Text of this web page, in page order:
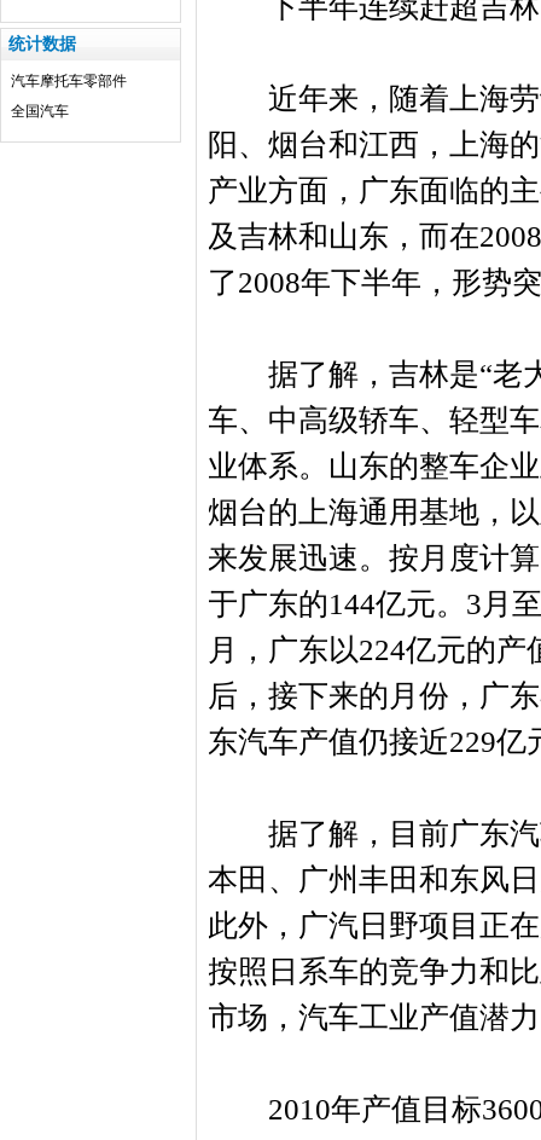
统计数据
汽车摩托车零部件
全国汽车
近年来，随着上海劳
阳、烟台和江西，上海
产业方面，广东面临的
及吉林和山东，而在
了2008年下半年，形势
据了解，吉林是“老大
车、中高级轿车、轻型
业体系。山东的整车企
烟台的上海通用基地，
来发展迅速。按月度计
于广东的144亿元。3月
月，广东以224亿元的
后，接下来的月份，广
东汽车产值仍接近229亿
据了解，目前广东汽
本田、广州丰田和东风
此外，广汽日野项目正
按照日系车的竞争力和
市场，汽车工业产值潜
2010年产值目标